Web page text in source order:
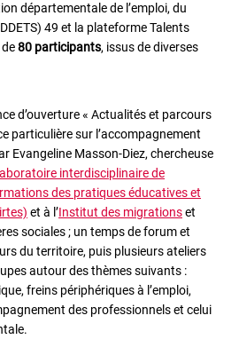
départementale de l’emploi, du
49 et la plateforme Talents
80 participants, issus de diverses
d’ouverture « Actualités et parcours
particulière sur l’accompagnement
Evangeline Masson-Diez, chercheuse
interdisciplinaire de
des pratiques éducatives et
et à l’Institut des migrationset
sociales ; un temps de forum et
du territoire, puis plusieurs ateliers
autour des thèmes suivants :
freins périphériques à l’emploi,
des professionnels et celui